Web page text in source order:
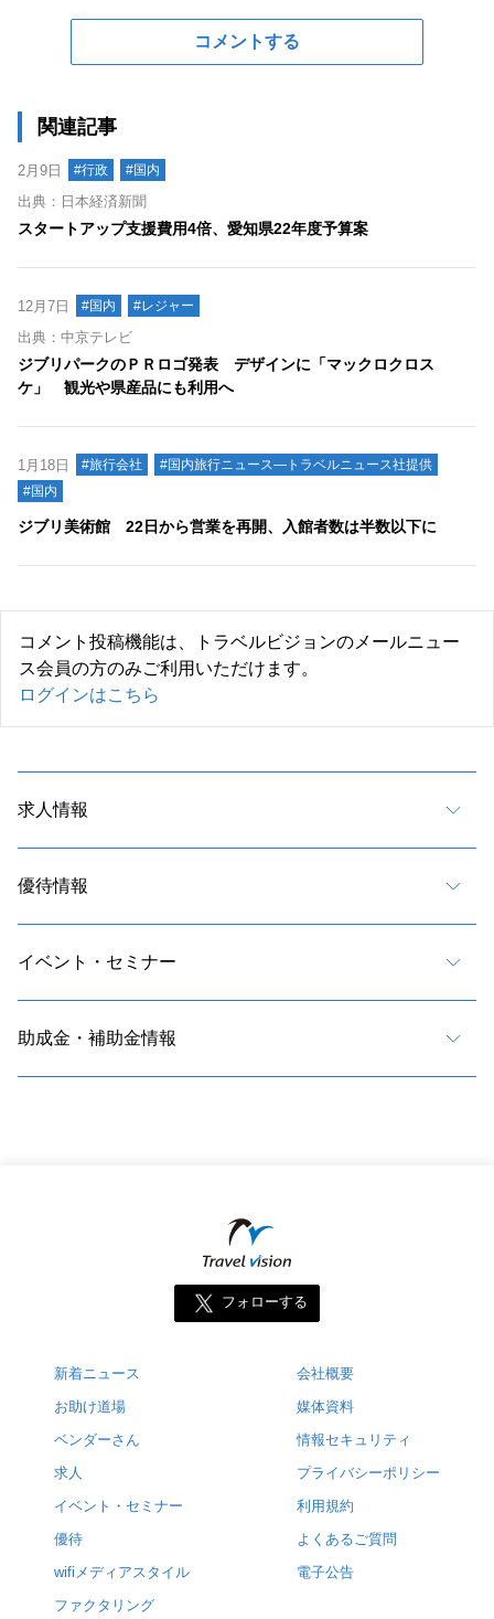
コメントする
関連記事
2月9日 #行政 #国内
出典：日本経済新聞
スタートアップ支援費用4倍、愛知県22年度予算案
12月7日 #国内 #レジャー
出典：中京テレビ
ジブリパークのＰＲロゴ発表 デザインに「マックロクロス
ケ」 観光や県産品にも利用へ
1月18日 #旅行会社
#国内旅行ニュース―トラベルニュース社提供
#国内
ジブリ美術館 22日から営業を再開、入館者数は半数以下に
コメント投稿機能は、トラベルビジョンのメールニュー
ス会員の方のみご利用いただけます。
ログインはこちら
求人情報
優待情報
イベント・セミナー
助成金・補助金情報
フォローする
新着ニュース
お助け道場
ベンダーさん
求人
イベント・セミナー
優待
wifiメディアスタイル
ファクタリング
会社概要
媒体資料
情報セキュリティ
プライバシーポリシー
利用規約
よくあるご質問
電子公告